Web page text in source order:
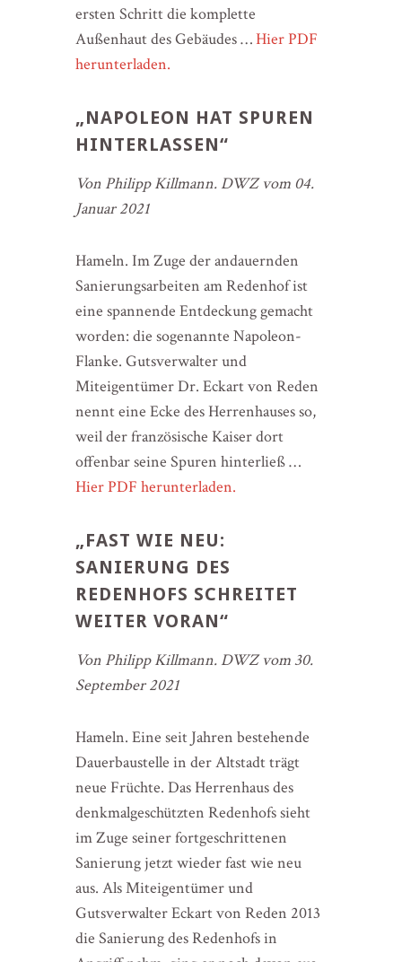
ersten Schritt die komplette
Außenhaut des Gebäudes …Hier PDF
herunterladen.
„NAPOLEON HAT SPUREN
HINTERLASSEN“
Von Philipp Killmann. DWZ vom 04.
Januar 2021
Hameln. Im Zuge der andauernden
Sanierungsarbeiten am Redenhof ist
eine spannende Entdeckung gemacht
worden: die sogenannte Napoleon-
Flanke. Gutsverwalter und
Miteigentümer Dr. Eckart von Reden
nennt eine Ecke des Herrenhauses so,
weil der französische Kaiser dort
offenbar seine Spuren hinterließ …
Hier PDF herunterladen.
„FAST WIE NEU:
SANIERUNG DES
REDENHOFS SCHREITET
WEITER VORAN“
Von Philipp Killmann. DWZ vom 30.
September 2021
Hameln. Eine seit Jahren bestehende
Dauerbaustelle in der Altstadt trägt
neue Früchte. Das Herrenhaus des
denkmalgeschützten Redenhofs sieht
im Zuge seiner fortgeschrittenen
Sanierung jetzt wieder fast wie neu
aus. Als Miteigentümer und
Gutsverwalter Eckart von Reden 2013
die Sanierung des Redenhofs in